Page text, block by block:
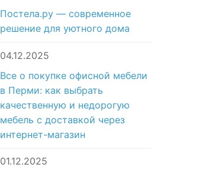
Постела.ру — современное
решение для уютного дома
04.12.2025
Все о покупке офисной мебели
в Перми: как выбрать
качественную и недорогую
мебель с доставкой через
интернет-магазин
01.12.2025